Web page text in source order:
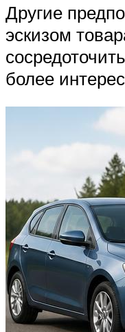
Другие
эскизом
более